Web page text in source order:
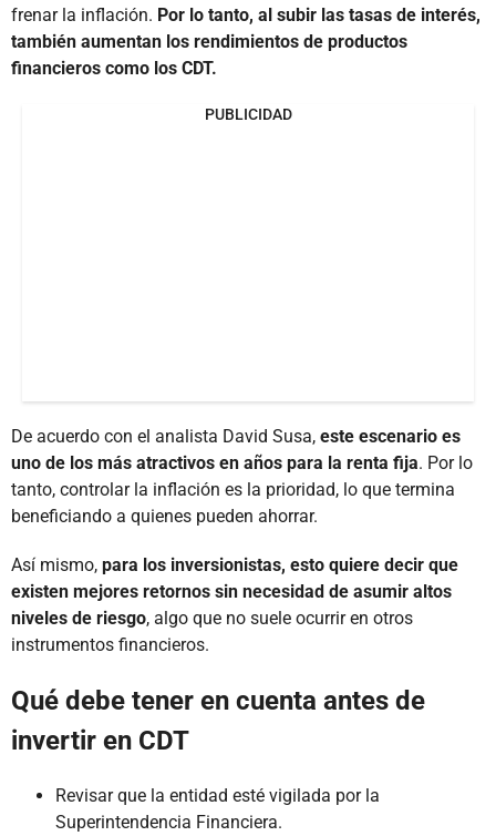
frenar la inflación. Por lo tanto, al subir las tasas de interés,
también aumentan los rendimientos de productos
financieros como los CDT.
PUBLICIDAD
De acuerdo con el analista David Susa, este escenario es
uno de los más atractivos en años para la renta fija. Por lo
tanto, controlar la inflación es la prioridad, lo que termina
beneficiando a quienes pueden ahorrar.
Así mismo, para los inversionistas, esto quiere decir que
existen mejores retornos sin necesidad de asumir altos
niveles de riesgo, algo que no suele ocurrir en otros
instrumentos financieros.
Qué debe tener en cuenta antes de
invertir en CDT
Revisar que la entidad esté vigilada por la
Superintendencia Financiera.